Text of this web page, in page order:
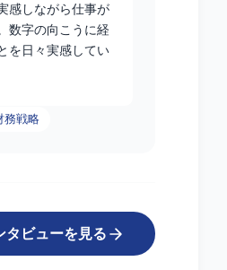
感しながら仕事が
数字の向こうに経
を日々実感してい
務戦略
タビューを見る